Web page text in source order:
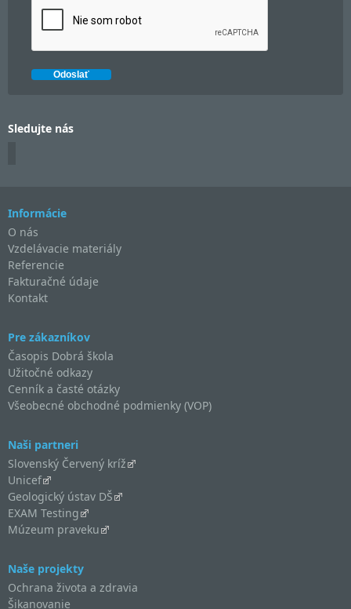
Sledujte nás
Informácie
O nás
Vzdelávacie materiály
Referencie
Fakturačné údaje
Kontakt
Pre zákazníkov
Časopis Dobrá škola
Užitočné odkazy
Cenník a časté otázky
Všeobecné obchodné podmienky (VOP)
Naši partneri
Slovenský Červený kríž
Unicef
Geologický ústav DŠ
EXAM Testing
Múzeum praveku
Naše projekty
Ochrana života a zdravia
Šikanovanie